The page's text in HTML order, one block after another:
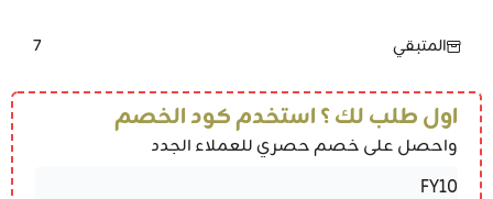
المتبقي 7
اول طلب لك ؟ استخدم كود الخصم
واحصل على خصم حصري للعملاء الجدد